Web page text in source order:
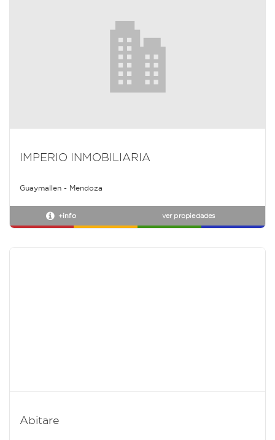
IMPERIO INMOBILIARIA
Guaymallen - Mendoza
+info ver propiedades
Abitare